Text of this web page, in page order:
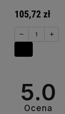
105,72 zł
− +
5.0
Ocena